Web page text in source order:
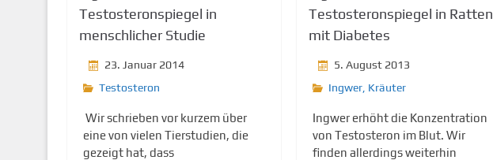
Testosteronspiegel in
menschlicher Studie
23. Januar 2014
Testosteron
Wir schrieben vor kurzem über
eine von vielen Tierstudien, die
gezeigt hat, dass
Testosteronspiegel in Ratten
mit Diabetes
5. August 2013
Ingwer, Kräuter
Ingwer erhöht die Konzentration
von Testosteron im Blut. Wir
finden allerdings weiterhin